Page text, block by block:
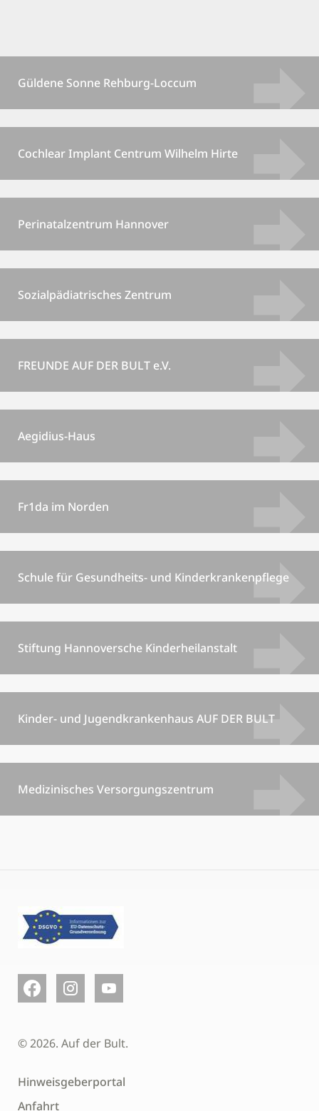
Güldene Sonne Rehburg-Loccum
Cochlear Implant Centrum Wilhelm Hirte
Perinatalzentrum Hannover
Sozialpädiatrisches Zentrum
FREUNDE AUF DER BULT e.V.
Aegidius-Haus
Fr1da im Norden
Schule für Gesundheits- und Kinderkrankenpflege
Stiftung Hannoversche Kinderheilanstalt
Kinder- und Jugendkrankenhaus AUF DER BULT
Medizinisches Versorgungszentrum
© 2026. Auf der Bult.
Hinweisgeberportal
Anfahrt